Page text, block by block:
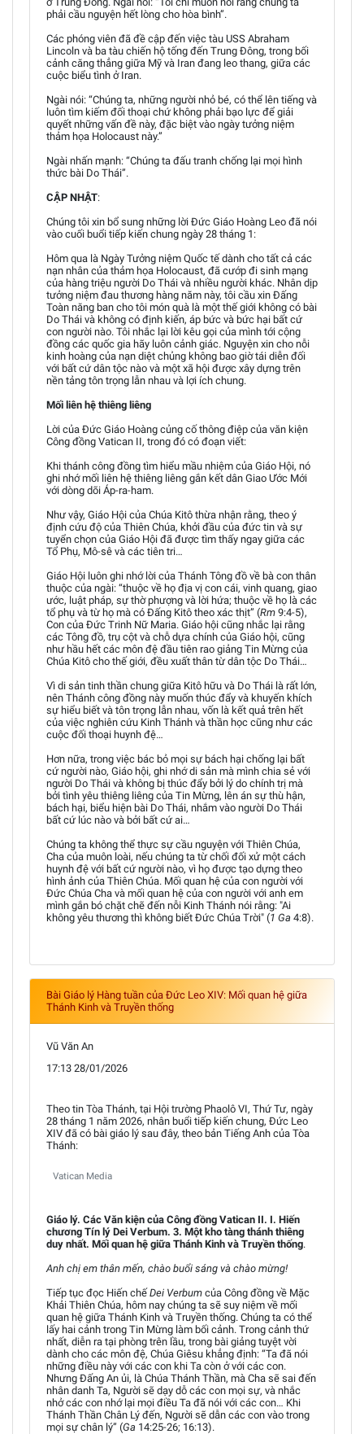
phải cầu nguyện hết lòng cho hòa bình”.
Các phóng viên đã đề cập đến việc tàu USS Abraham
Lincoln và ba tàu chiến hộ tống đến Trung Đông, trong bối
cảnh căng thẳng giữa Mỹ và Iran đang leo thang, giữa các
cuộc biểu tình ở Iran.
Ngài nói: “Chúng ta, những người nhỏ bé, có thể lên tiếng và
luôn tìm kiếm đối thoại chứ không phải bạo lực để giải
quyết những vấn đề này, đặc biệt vào ngày tưởng niệm
thảm họa Holocaust này.”
Ngài nhấn mạnh: “Chúng ta đấu tranh chống lại mọi hình
thức bài Do Thái”.
CẬP NHẬT:
Chúng tôi xin bổ sung những lời Đức Giáo Hoàng Leo đã nói
vào cuối buổi tiếp kiến chung ngày 28 tháng 1:
Hôm qua là Ngày Tưởng niệm Quốc tế dành cho tất cả các
nạn nhân của thảm họa Holocaust, đã cướp đi sinh mạng
của hàng triệu người Do Thái và nhiều người khác. Nhân dịp
tưởng niệm đau thương hàng năm này, tôi cầu xin Đấng
Toàn năng ban cho tôi món quà là một thế giới không có bài
Do Thái và không có định kiến, áp bức và bức hại bất cứ
con người nào. Tôi nhắc lại lời kêu gọi của mình tới cộng
đồng các quốc gia hãy luôn cảnh giác. Nguyện xin cho nỗi
kinh hoàng của nạn diệt chủng không bao giờ tái diễn đối
với bất cứ dân tộc nào và một xã hội được xây dựng trên
nền tảng tôn trọng lẫn nhau và lợi ích chung.
Mối liên hệ thiêng liêng
Lời của Đức Giáo Hoàng củng cố thông điệp của văn kiện
Công đồng Vatican II, trong đó có đoạn viết:
Khi thánh công đồng tìm hiểu mầu nhiệm của Giáo Hội, nó
ghi nhớ mối liên hệ thiêng liêng gắn kết dân Giao Ước Mới
với dòng dõi Áp-ra-ham.
Như vậy, Giáo Hội của Chúa Kitô thừa nhận rằng, theo ý
định cứu độ của Thiên Chúa, khởi đầu của đức tin và sự
tuyển chọn của Giáo Hội đã được tìm thấy ngay giữa các
Tổ Phụ, Mô-sê và các tiên tri…
Giáo Hội luôn ghi nhớ lời của Thánh Tông đồ về bà con thân
thuộc của ngài: “thuộc về họ địa vị con cái, vinh quang, giao
ước, luật pháp, sự thờ phượng và lời hứa; thuộc về họ là các
tổ phụ và từ họ mà có Đấng Kitô theo xác thịt” (Rm 9:4-5),
Con của Đức Trinh Nữ Maria. Giáo hội cũng nhắc lại rằng
các Tông đồ, trụ cột và chỗ dựa chính của Giáo hội, cũng
như hầu hết các môn đệ đầu tiên rao giảng Tin Mừng của
Chúa Kitô cho thế giới, đều xuất thân từ dân tộc Do Thái…
Vì di sản tinh thần chung giữa Kitô hữu và Do Thái là rất lớn,
nên Thánh công đồng này muốn thúc đẩy và khuyến khích
sự hiểu biết và tôn trọng lẫn nhau, vốn là kết quả trên hết
của việc nghiên cứu Kinh Thánh và thần học cũng như các
cuộc đối thoại huynh đệ…
Hơn nữa, trong việc bác bỏ mọi sự bách hại chống lại bất
cứ người nào, Giáo hội, ghi nhớ di sản mà mình chia sẻ với
người Do Thái và không bị thúc đẩy bởi lý do chính trị mà
bởi tình yêu thiêng liêng của Tin Mừng, lên án sự thù hận,
bách hại, biểu hiện bài Do Thái, nhắm vào người Do Thái
bất cứ lúc nào và bởi bất cứ ai…
Chúng ta không thể thực sự cầu nguyện với Thiên Chúa,
Cha của muôn loài, nếu chúng ta từ chối đối xử một cách
huynh đệ với bất cứ người nào, vì họ được tạo dựng theo
hình ảnh của Thiên Chúa. Mối quan hệ của con người với
Đức Chúa Cha và mối quan hệ của con người với anh em
mình gắn bó chặt chẽ đến nỗi Kinh Thánh nói rằng: "Ai
không yêu thương thì không biết Đức Chúa Trời" (1 Ga 4:8).
Bài Giáo lý Hàng tuần của Đức Leo XIV: Mối quan hệ giữa
Thánh Kinh và Truyền thống
Vũ Văn An
17:13 28/01/2026
Theo tin Tòa Thánh, tại Hội trường Phaolô VI, Thứ Tư, ngày
28 tháng 1 năm 2026, nhân buổi tiếp kiến chung, Đức Leo
XIV đã có bài giáo lý sau đây, theo bản Tiếng Anh của Tòa
Thánh:
Vatican Media
Giáo lý. Các Văn kiện của Công đồng Vatican II. I. Hiến
chương Tín lý Dei Verbum. 3. Một kho tàng thánh thiêng
duy nhất. Mối quan hệ giữa Thánh Kinh và Truyền thống.
Anh chị em thân mến, chào buổi sáng và chào mừng!
Tiếp tục đọc Hiến chế Dei Verbum của Công đồng về Mặc
Khải Thiên Chúa, hôm nay chúng ta sẽ suy niệm về mối
quan hệ giữa Thánh Kinh và Truyền thống. Chúng ta có thể
lấy hai cảnh trong Tin Mừng làm bối cảnh. Trong cảnh thứ
nhất, diễn ra tại phòng trên lầu, trong bài giảng tuyệt vời
dành cho các môn đệ, Chúa Giêsu khẳng định: “Ta đã nói
những điều này với các con khi Ta còn ở với các con.
Nhưng Đấng An ủi, là Chúa Thánh Thần, mà Cha sẽ sai đến
nhân danh Ta, Người sẽ dạy dỗ các con mọi sự, và nhắc
nhở các con nhớ lại mọi điều Ta đã nói với các con… Khi
Thánh Thần Chân Lý đến, Người sẽ dẫn các con vào trong
mọi sự chân lý” (Ga 14:25-26; 16:13).